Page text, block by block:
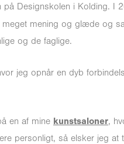
på Designskolen i Kolding. I
mening og glæde og
og de faglige.
jeg opnår en dyb
en af mine kunstsaloner,
personligt, så elsker jeg at